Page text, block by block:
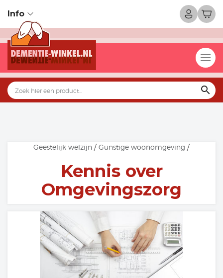
Info
search
Geestelijk welzijn / Gunstige woonomgeving /
Kennis over
Omgevingszorg